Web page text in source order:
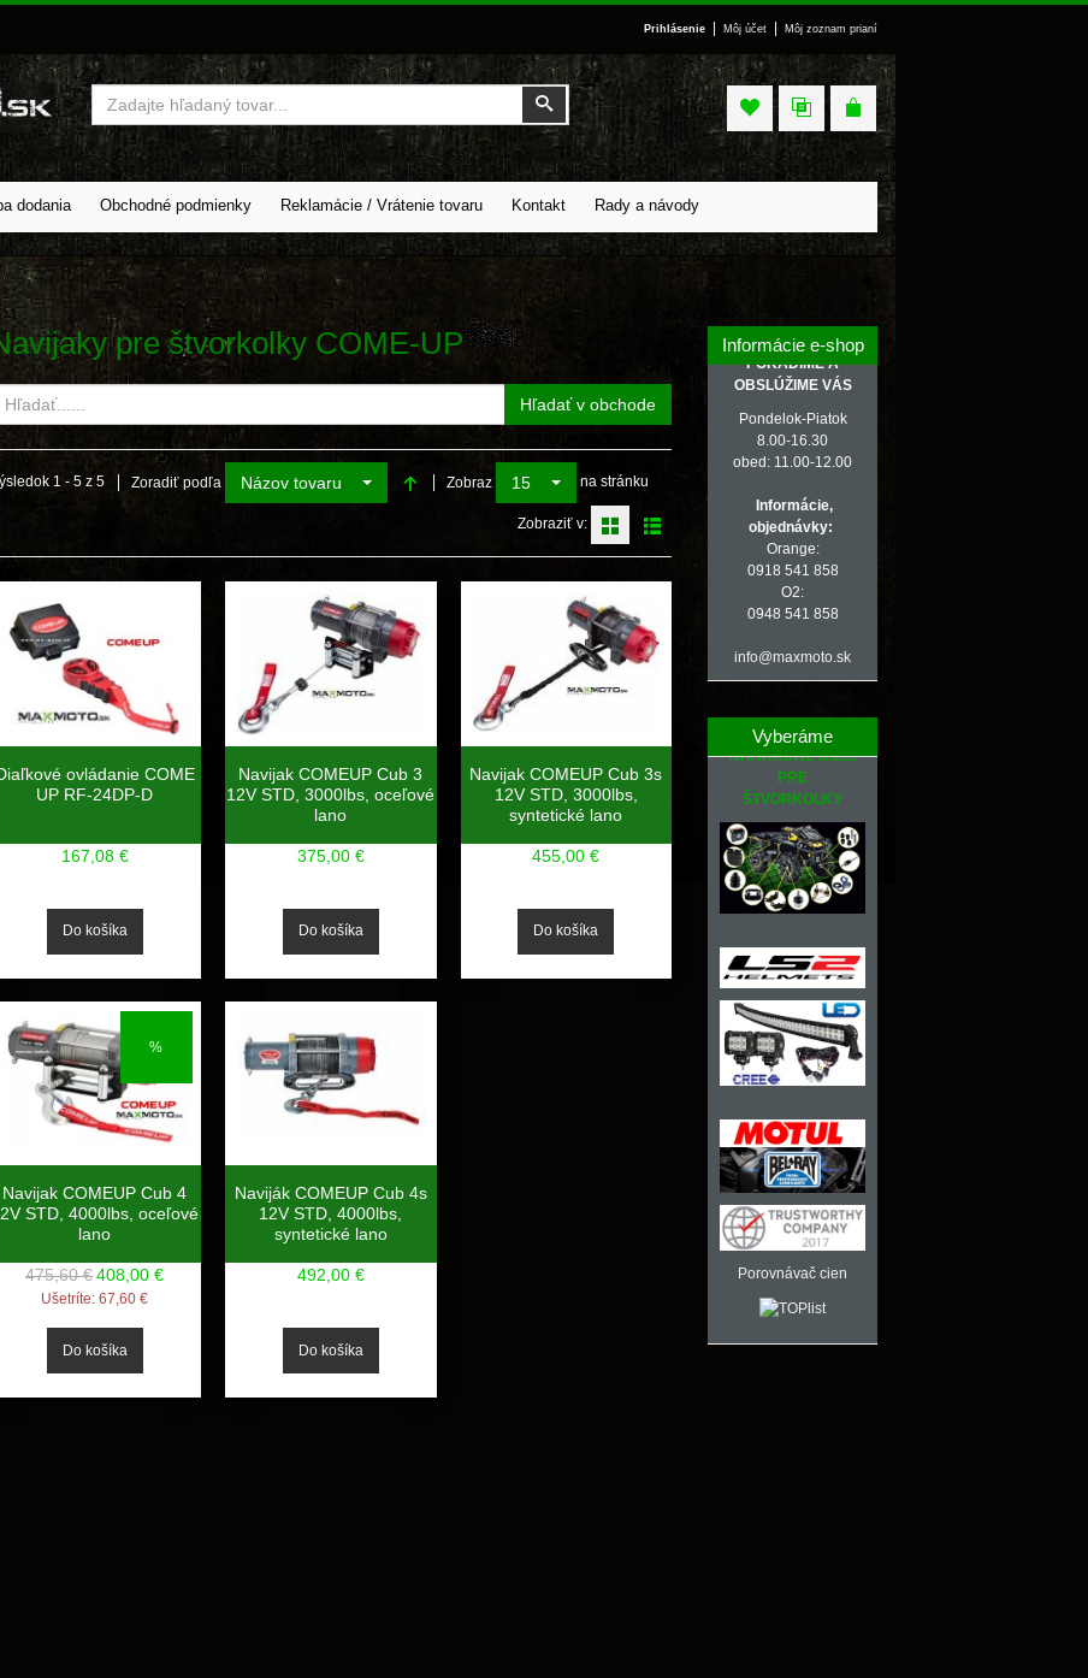
Prihlásenie Môj účet Môj zoznam prianí
Vyhľadať
Vyhľadať
dodania Obchodné podmienky Reklamácie / Vrátenie tovaru Kontakt Rady a návody
pre štvorkolky COME-UP
Hľadať v obchode
1 - 5 z 5 Zoradiť podľa Názov tovaru Zobraz 15 na stránku
Zobraziť v:
ovládanie COME
UP RF-24DP-D
167,08 €
Navijak COMEUP Cub 3
12V STD, 3000lbs, oceľové
lano
375,00 €
Navijak COMEUP Cub 3s
12V STD, 3000lbs,
syntetické lano
455,00 €
%
Navijak COMEUP Cub 4
STD, 4000lbs, oceľové
lano
475,60 €408,00 €
Ušetríte:67,60 €
Naviják COMEUP Cub 4s
12V STD, 4000lbs,
syntetické lano
492,00 €
Informácie e-shop
PORADÍME A
OBSLÚŽIME VÁS
Pondelok-Piatok
8.00-16.30
obed: 11.00-12.00
Informácie,
objednávky:
Orange:
0918 541 858
O2:
0948 541 858
info@maxmoto.sk
Vyberáme
NÁHRADNÉ DIELY
PRE
ŠTVORKOLKY
Porovnávač cien